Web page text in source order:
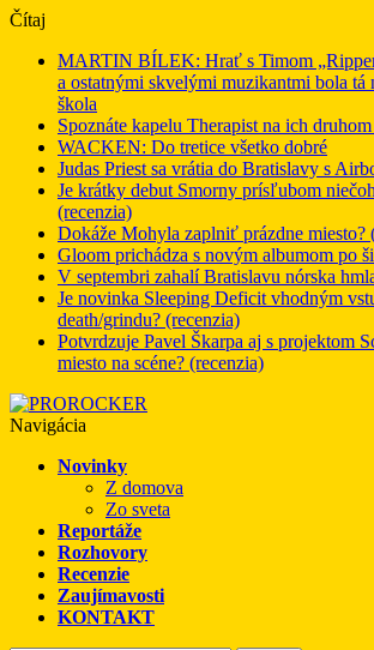
Čítaj
MARTIN BÍLEK: Hrať s Timom
a ostatnými skvelými muzikantmi bola tá
škola
Spoznáte kapelu Therapist na ich
WACKEN: Do tretice všetko dobré
Judas Priest sa vrátia do Bratislavy s
Je krátky debut Smorny prísľubom
(recenzia)
Dokáže Mohyla zaplniť prázdne miesto?
Gloom prichádza s novým albumom po
V septembri zahalí Bratislavu nórska
Je novinka Sleeping Deficit vhodným
death/grindu? (recenzia)
Potvrdzuje Pavel Škarpa aj s projektom
miesto na scéne? (recenzia)
Navigácia
Novinky
Z domova
Zo sveta
Reportáže
Rozhovory
Recenzie
Zaujímavosti
KONTAKT